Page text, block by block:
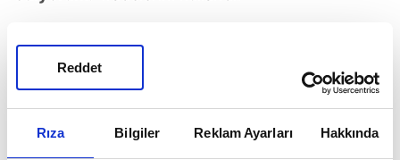
Rıza Bilgiler Reklam Ayarları Hakkında
Reddet